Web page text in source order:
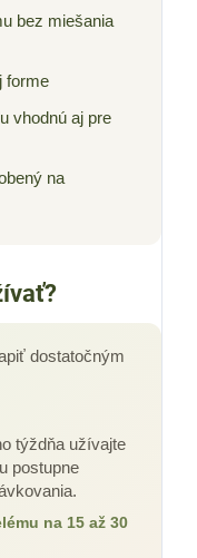
bez miešania
forme
vhodnú aj pre
na
dostatočným
týždňa užívajte
postupne
na 15 až 30